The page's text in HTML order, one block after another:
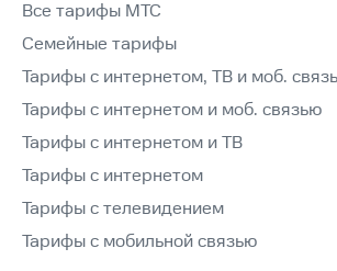
Все тарифы МТС
Семейные тарифы
Тарифы с интернетом, ТВ и моб.
Тарифы с интернетом и моб. связью
Тарифы с интернетом и ТВ
Тарифы с интернетом
Тарифы с телевидением
Тарифы с мобильной связью